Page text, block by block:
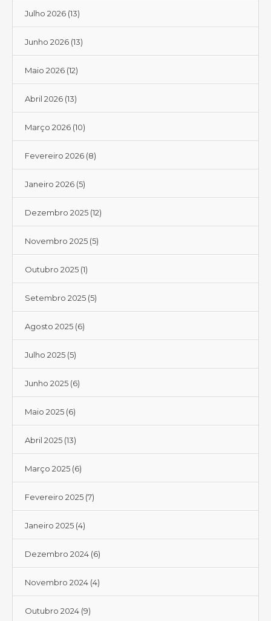
Julho 2026 (13)
Junho 2026 (13)
Maio 2026 (12)
Abril 2026 (13)
Março 2026 (10)
Fevereiro 2026 (8)
Janeiro 2026 (5)
Dezembro 2025 (12)
Novembro 2025 (5)
Outubro 2025 (1)
Setembro 2025 (5)
Agosto 2025 (6)
Julho 2025 (5)
Junho 2025 (6)
Maio 2025 (6)
Abril 2025 (13)
Março 2025 (6)
Fevereiro 2025 (7)
Janeiro 2025 (4)
Dezembro 2024 (6)
Novembro 2024 (4)
Outubro 2024 (9)